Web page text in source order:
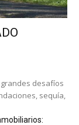
grandes desafíos
sequía,